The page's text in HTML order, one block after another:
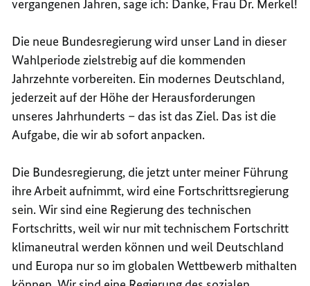
vergangenen Jahren, sage ich: Danke, Frau Dr. Merkel!
Die neue Bundesregierung wird unser Land in dieser
Wahlperiode zielstrebig auf die kommenden
Jahrzehnte vorbereiten. Ein modernes Deutschland,
jederzeit auf der Höhe der Herausforderungen
unseres Jahrhunderts – das ist das Ziel. Das ist die
Aufgabe, die wir ab sofort anpacken.
Die Bundesregierung, die jetzt unter meiner Führung
ihre Arbeit aufnimmt, wird eine Fortschrittsregierung
sein. Wir sind eine Regierung des technischen
Fortschritts, weil wir nur mit technischem Fortschritt
klimaneutral werden können und weil Deutschland
und Europa nur so im globalen Wettbewerb mithalten